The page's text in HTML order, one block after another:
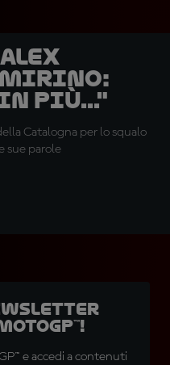
mirino:
più..."
Catalogna per lo squalo
sue parole
e accedi a contenuti